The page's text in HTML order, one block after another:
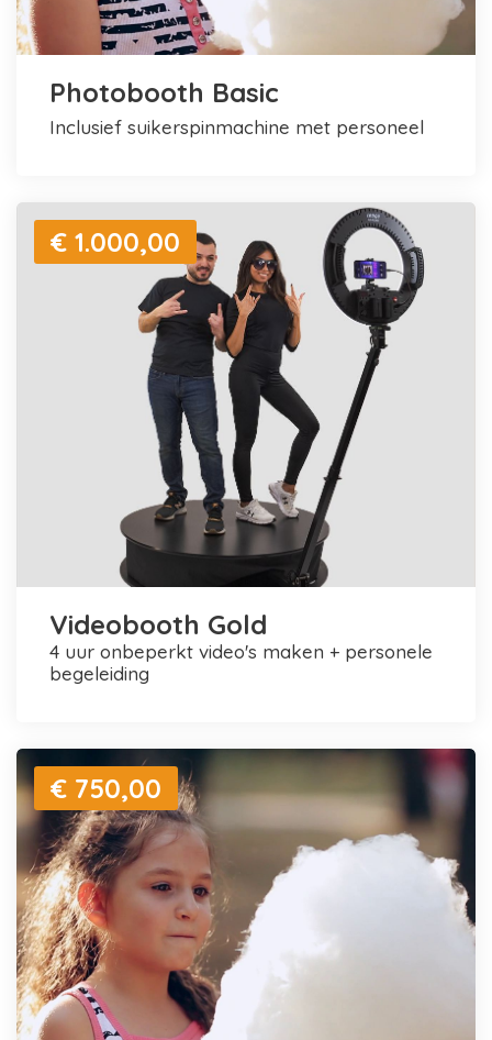
Photobooth Basic
inclusief suikerspinmachine met personeel
€ 1.000,00
Videobooth Gold
4 uur onbeperkt video's maken + personele
begeleiding
€ 750,00